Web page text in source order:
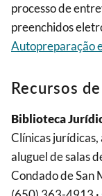
processo de
preenchidos
Autopreparação
Recursos
Biblioteca
Clínicas
aluguel de salas
Condado de San